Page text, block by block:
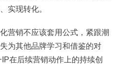
实现转化。
营销不应该套用公式，紧跟潮
为其他品牌学习和借鉴的对
在后续营销动作上的持续创